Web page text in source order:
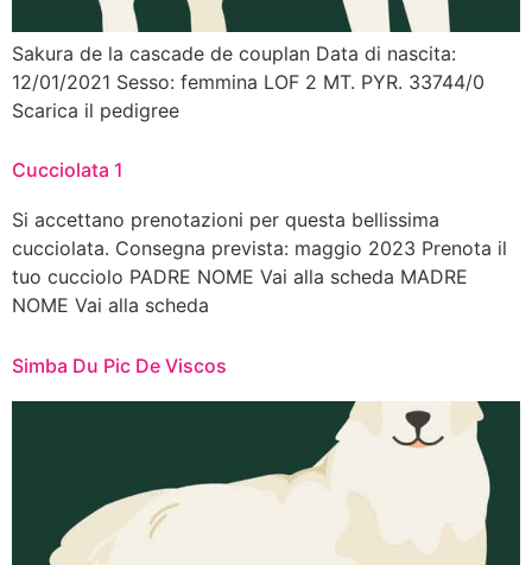
Sakura de la cascade de couplan Data di nascita:
12/01/2021 Sesso: femmina LOF 2 MT. PYR. 33744/0
Scarica il pedigree
Cucciolata 1
Si accettano prenotazioni per questa bellissima
cucciolata. Consegna prevista: maggio 2023 Prenota il
tuo cucciolo PADRE NOME Vai alla scheda MADRE
NOME Vai alla scheda
Simba Du Pic De Viscos